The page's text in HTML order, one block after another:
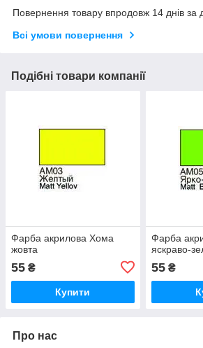
Повернення товару впродовж 14 днів за
Всі умови повернення
Подібні товари компанії
Фарба акрилова Хома
жовта
55 ₴
Купити
Фарба
яскраво-
55₴
Про нас